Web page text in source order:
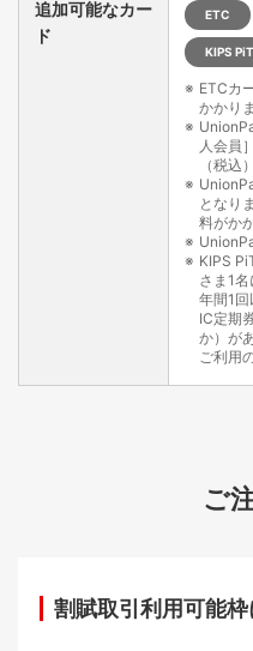
追加可能なカー
ド
ETC
KIPS
ETCカ
かかり
人会員
（税込）
となり
料がか
KIPS
さま1名
年間1回
IC定期
か）が
ご利用
ご
割賦取引利用可能